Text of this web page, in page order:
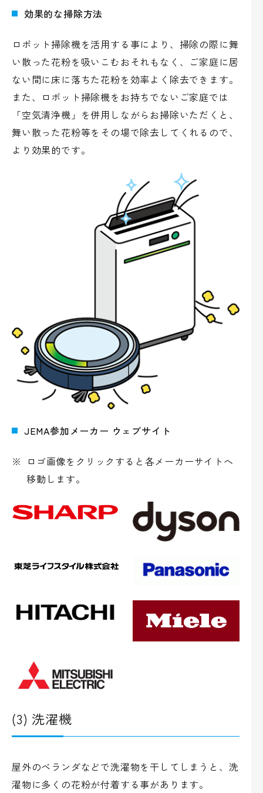
効果的な掃除方法
ロボット掃除機を活用する事により、掃除の際に舞
い散った花粉を吸いこむおそれもなく、ご家庭に居
ない間に床に落ちた花粉を効率よく除去できます。
また、ロボット掃除機をお持ちでないご家庭では
「空気清浄機」を併用しながらお掃除いただくと、
舞い散った花粉等をその場で除去してくれるので、
より効果的です。
JEMA参加メーカー ウェブサイト
※
ロゴ画像をクリックすると各メーカーサイトへ
移動します。
(3) 洗濯機
屋外のベランダなどで洗濯物を干してしまうと、洗
濯物に多くの花粉が付着する事があります。